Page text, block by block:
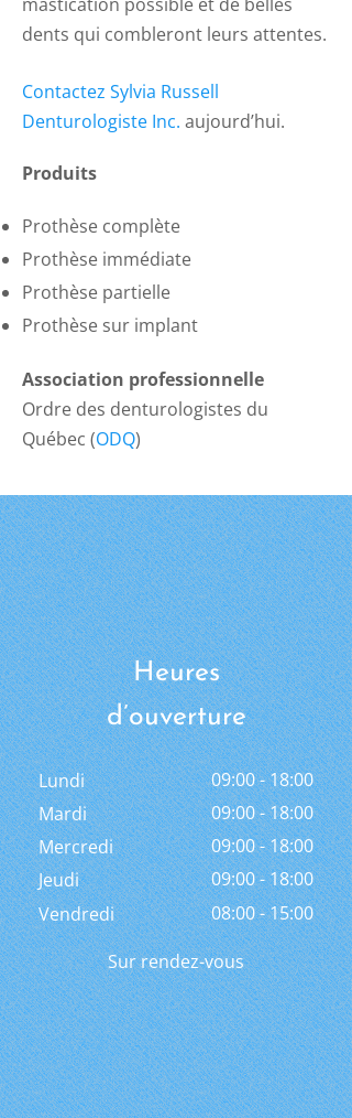
dents qui combleront leurs attentes.
Contactez Sylvia Russell
Denturologiste Inc. aujourd’hui.
Produits
Prothèse complète
Prothèse immédiate
Prothèse partielle
Prothèse sur implant
Association professionnelle
Ordre des denturologistes du
Québec (ODQ)
Heures
d’ouverture
Lundi
09:00 - 18:00
Mardi
09:00 - 18:00
Mercredi
09:00 - 18:00
Jeudi
09:00 - 18:00
Vendredi
08:00 - 15:00
Sur rendez-vous